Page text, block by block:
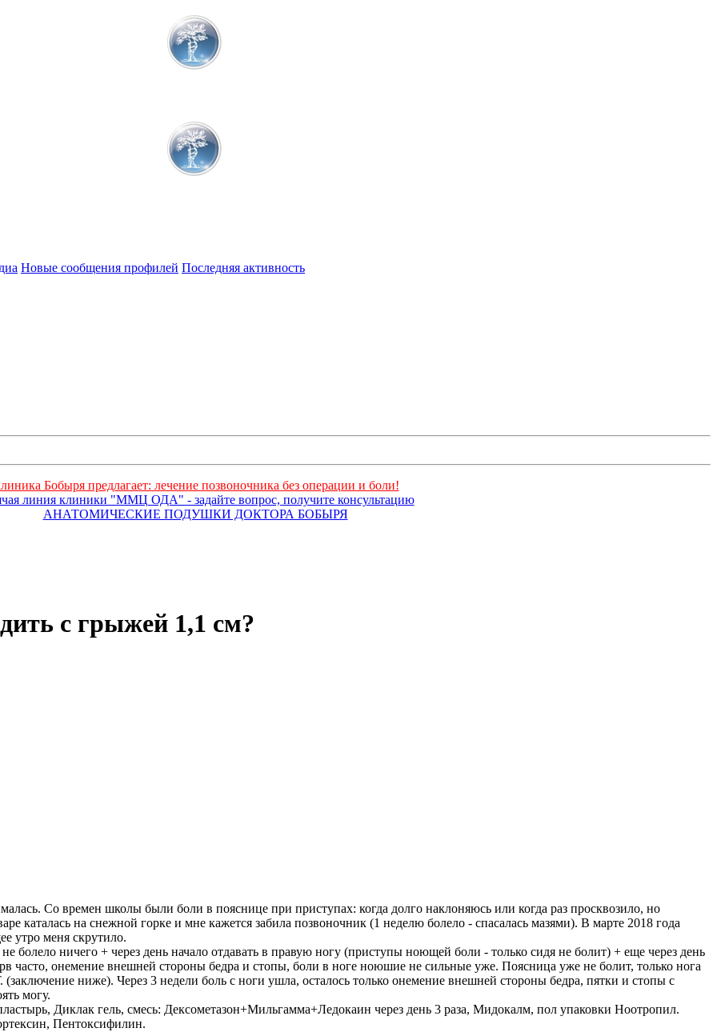
Новые сообщения профилей Последняя активность
Бобыря предлагает: лечение позвоночника без операции и боли!
линия клиники "ММЦ ОДА" - задайте вопрос, получите консультацию
АНАТОМИЧЕСКИЕ ПОДУШКИ ДОКТОРА БОБЫРЯ
с грыжей 1,1 см?
Со времен школы были боли в пояснице при приступах: когда долго наклоняюсь или когда раз просквозило, но
каталась на снежной горке и мне кажется забила позвоночник (1 неделю болело - спасалась мазями). В марте 2018 года
утро меня скрутило.
болело ничего + через день начало отдавать в правую ногу (приступы ноющей боли - только сидя не болит) + еще через день
часто, онемение внешней стороны бедра и стопы, боли в ноге ноюшие не сильные уже. Поясница уже не болит, только нога
ниже). Через 3 недели боль с ноги ушла, осталось только онемение внешней стороны бедра, пятки и стопы с
могу.
Диклак гель, смесь: Дексометазон+Мильгамма+Ледокаин через день 3 раза, Мидокалм, пол упаковки Ноотропил.
Пентоксифилин.